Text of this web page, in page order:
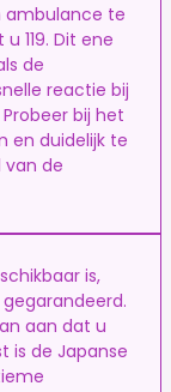
ambulance te
119. Dit ene
de
reactie bij
bij het
en duidelijk te
van de
is,
aan dat u
is de Japanse